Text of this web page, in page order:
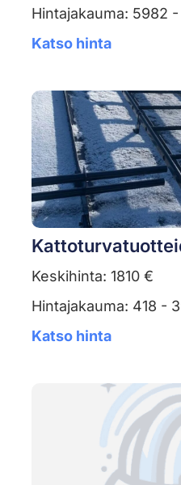
Hintajakauma: 5982
Katso hinta
Keskihinta: 1810 €
Hintajakauma: 418 -
Katso hinta